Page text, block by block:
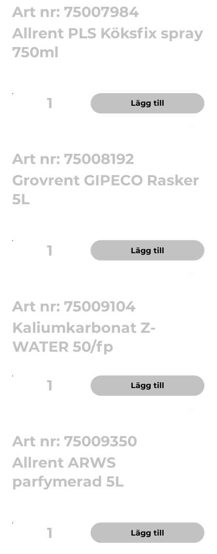
1 Lägg till
Art nr: 75007984
Allrent PLS Köksfix spray
750ml
1 Lägg till
Art nr: 75008192
Grovrent GIPECO Rasker
5L
1 Lägg till
Art nr: 75009104
Kaliumkarbonat Z-
WATER 50/fp
1 Lägg till
Art nr: 75009350
Allrent ARWS
parfymerad 5L